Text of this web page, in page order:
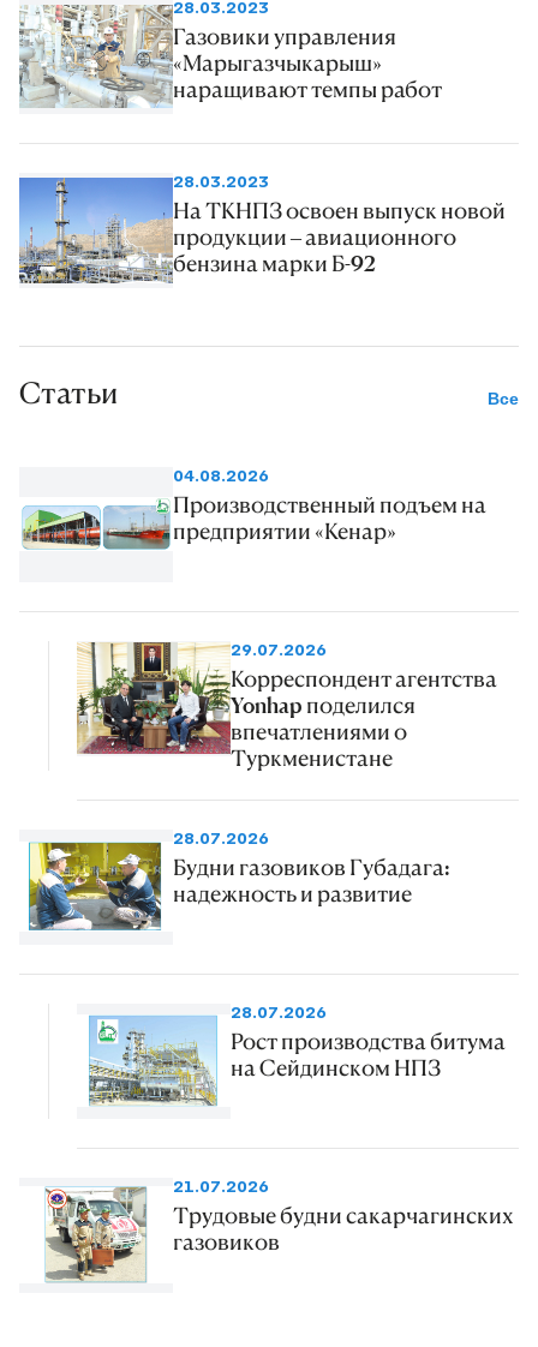
28.03.2023
Газовики управления
«Марыгазчыкарыш»
наращивают темпы работ
28.03.2023
На ТКНПЗ освоен выпуск новой
продукции – авиационного
бензина марки Б-92
Статьи Все
04.08.2026
Производственный подъем на
предприятии «Кенар»
29.07.2026
Корреспондент агентства
Yonhap поделился
впечатлениями о
Туркменистане
28.07.2026
Будни газовиков Губадага:
надежность и развитие
28.07.2026
Рост производства битума
на Сейдинском НПЗ
21.07.2026
Трудовые будни сакарчагинских
газовиков